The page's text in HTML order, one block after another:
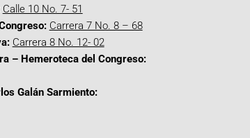
Calle 10 No. 7- 51
Carrera 7 No. 8 – 68
Carrera 8 No. 12- 02
– Hemeroteca del Congreso:
Galán Sarmiento: